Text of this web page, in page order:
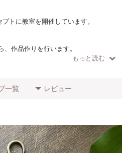
トに教室を開催しています。
作品作りを行います。
ます）
、少人数で開催しています！
分
もっと読む
一覧 レビュー